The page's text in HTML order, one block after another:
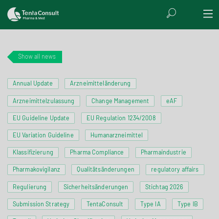
Show all news
Annual Update Arzneimitteländerung
Arzneimittelzulassung Change Management eAF
EU Guideline Update EU Regulation 1234/2008
EU Variation Guideline Humanarzneimittel
Klassifizierung Pharma Compliance Pharmaindustrie
Pharmakovigilanz Qualitätsänderungen regulatory affairs
Regulierung Sicherheitsänderungen Stichtag 2026
Submission Strategy TentaConsult Type IA Type IB